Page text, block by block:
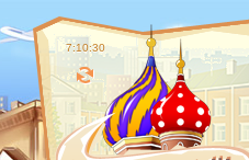
7:10:31